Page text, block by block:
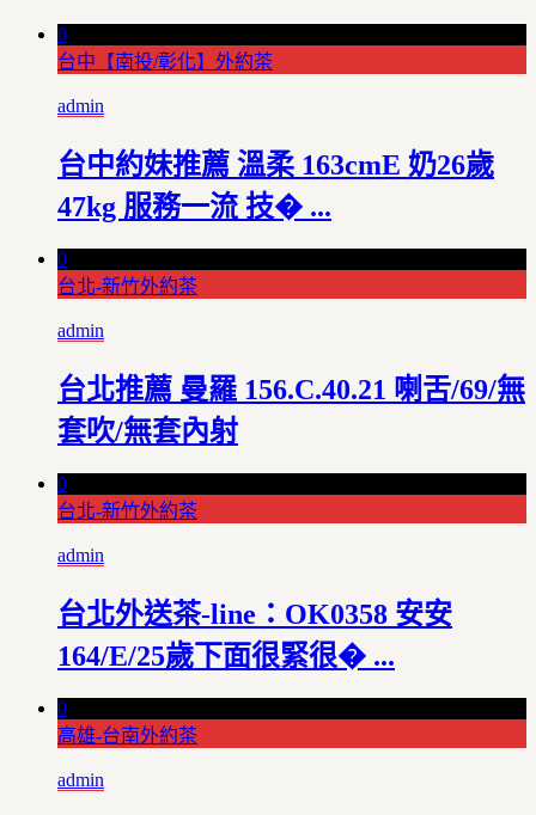
0
台中【南投/彰化】外約茶
admin
台中約妹推薦 溫柔 163cmE 奶26歲
47kg 服務一流 技� ...
0
台北-新竹外約茶
admin
台北推薦 曼羅 156.C.40.21 喇舌/69/無
套吹/無套內射
0
台北-新竹外約茶
admin
台北外送茶-line：OK0358 安安
164/E/25歲下面很緊很� ...
0
高雄-台南外約茶
admin